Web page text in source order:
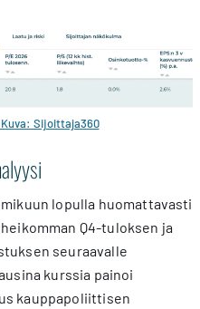
Sijoittaja360
lopulla huomattavasti
Q4-tuloksen ja
seuraavalle
kurssia painoi
kauppapoliittisen